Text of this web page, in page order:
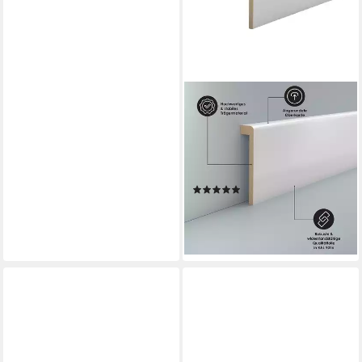
SÜDBROCK
Sockelleiste Sockelleiste
Abdeckleiste Fliesensockel
9016, L: 250 cm, H: 9.6 cm, 1-
St.
18,64 € UVP
lieferbar - in 3-4 Werktagen bei dir